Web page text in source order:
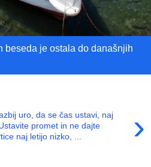
beseda je ostala do današnjih
›
uro, da se čas ustavi, naj
promet in ne dajte
naj letijo nizko, ...